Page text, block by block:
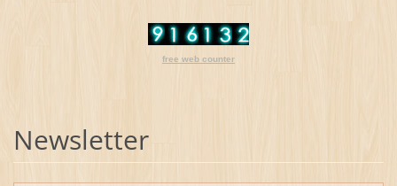
free web counter
Newsletter